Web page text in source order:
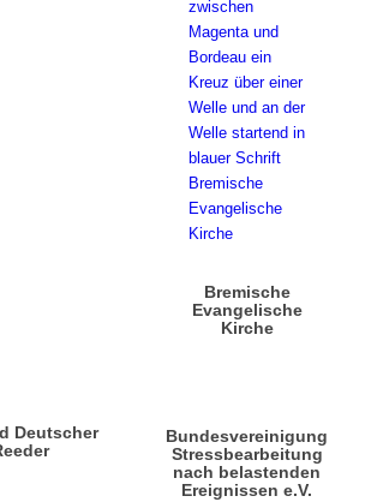
Bremische
Evangelische
Kirche
Deutscher
Bundesvereinigung
Stressbearbeitung
nach belastenden
Ereignissen e.V.